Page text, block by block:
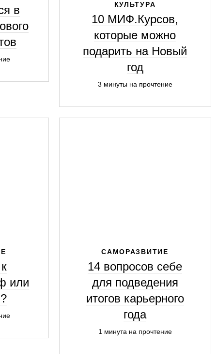
в
КУЛЬТУРА
10 МИФ.Курсов,
которые можно
подарить на Новый
год
3 минуты на прочтение
или
САМОРАЗВИТИЕ
14 вопросов себе
для подведения
итогов карьерного
года
1 минута на прочтение